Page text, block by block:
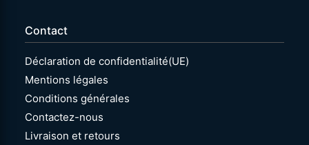
Contact
Déclaration de confidentialité(UE)
Mentions légales
Conditions générales
Contactez-nous
Livraison et retours